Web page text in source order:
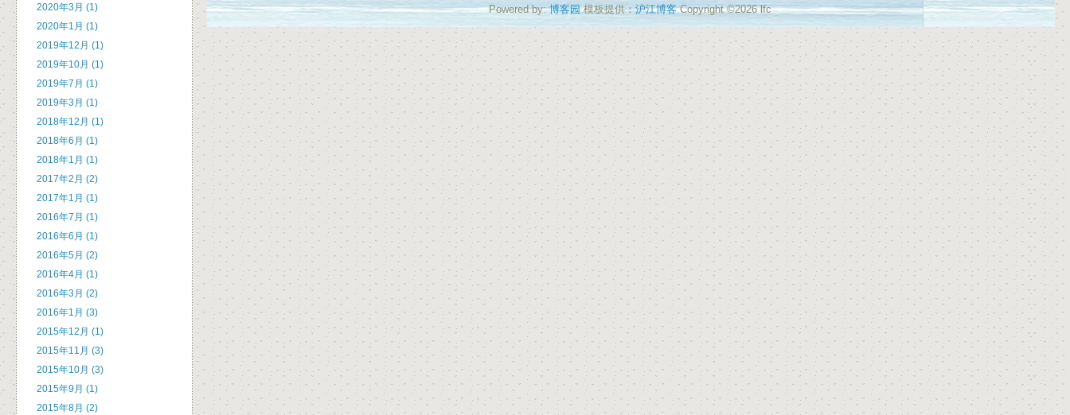
2020年3月 (1)
2020年1月 (1)
2019年12月 (1)
2019年10月 (1)
2019年7月 (1)
2019年3月 (1)
2018年12月 (1)
2018年6月 (1)
2018年1月 (1)
2017年2月 (2)
2017年1月 (1)
2016年7月 (1)
2016年6月 (1)
2016年5月 (2)
2016年4月 (1)
2016年3月 (2)
2016年1月 (3)
2015年12月 (1)
2015年11月 (3)
2015年10月 (3)
2015年9月 (1)
2015年8月 (2)
Powered by:博客园模板提供：沪江博客Copyright ©2026 lfc